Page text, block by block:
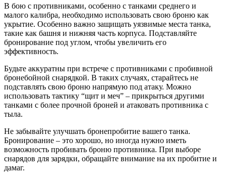
В бою с противниками, особенно с танками среднего и
малого калибра, необходимо использовать свою броню как
укрытие. Особенно важно защищать уязвимые места танка,
такие как башня и нижняя часть корпуса. Подставляйте
бронирование под углом, чтобы увеличить его
эффективность.
Будьте аккуратны при встрече с противниками с пробивной
бронебойной снарядкой. В таких случаях, старайтесь не
подставлять свою броню напрямую под атаку. Можно
использовать тактику “щит и меч” – прикрыться другими
танками с более прочной броней и атаковать противника с
тыла.
Не забывайте улучшать бронепробитие вашего танка.
Бронирование – это хорошо, но иногда нужно иметь
возможность пробивать броню противника. При выборе
снарядов для зарядки, обращайте внимание на их пробитие и
дамаг.